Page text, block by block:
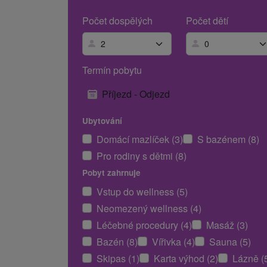
Počet dospělých
Počet dětí
Termín pobytu
Příjezd - Odjezd
Ubytování
Domácí mazlíček (3)
S bazénem (8)
Pro rodiny s dětmi (8)
Pobyt zahrnuje
Vstup do wellness (5)
Neomezený wellness (4)
Léčebné procedury (4)
Masáž (3)
Bazén (8)
Vířivka (4)
Sauna (5)
Skipas (1)
Karta výhod (2) Lázně